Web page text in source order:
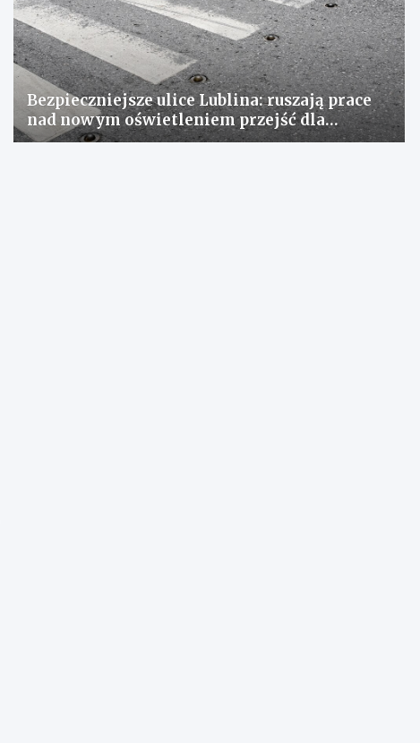
Bezpieczniejsze ulice Lublina: ruszają prace
nad nowym oświetleniem przejść dla
pieszych!